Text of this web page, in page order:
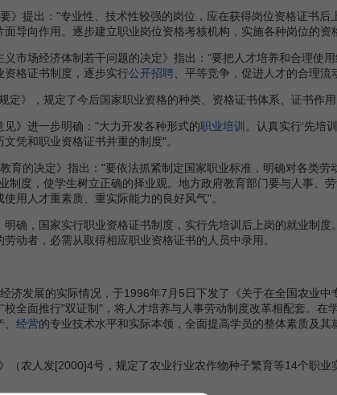
》提出："专业性、技术性较强的岗位，应在获得岗位资格证书后
导向作用。逐步建立职业岗位资格考核机构，实施各种岗位的资
市场经济体制若干问题的决定》指出："要把人才培养和合理使
格证书制度，逐步实行公开招聘、平等竞争，促进人才的合理流
》，规定了今后国家职业资格的种类、资格证书体系、证书作用
》进一步明确："大力开发各种形式的职业培训 。认真实行‘先培
凭和职业资格证书并重的制度"。
育的决定》指出："要依法抓紧制定国家职业标准，明确对各类劳
制度，使学生树立正确的择业观。地方政府教育部门要与人事、
使用人才重素质、重实际能力的良好风气"。
确，国家实行职业资格证书制度，实行先培训后上岗的就业制
动者，必需从取得相应职业资格证书的人员中录用。
济发展的实际情况，于1996年7月5日下发了《关于在全国农业
全面推行"双证制"，将人才培养与人事劳动制度改革相配套。在
经营的专业技术水平和实际本领，全面提高学员的整体素质及
（农人发[2000]4号，规定了农业行业农作物种子繁育等14个职业